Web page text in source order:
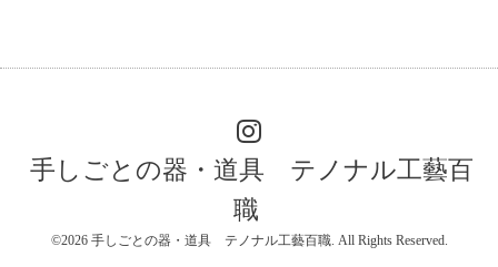
手しごとの器・道具 テノナル工藝百
職
©2026 手しごとの器・道具 テノナル工藝百職. All Rights Reserved.